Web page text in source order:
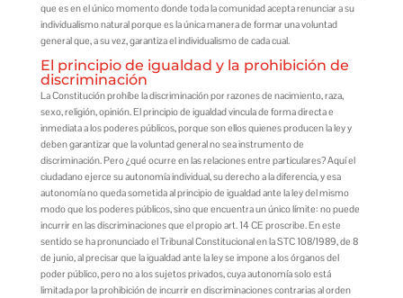
que es en el único momento donde toda la comunidad acepta renunciar a su
individualismo natural porque es la única manera de formar una voluntad
general que, a su vez, garantiza el individualismo de cada cual.
El principio de igualdad y la prohibición de
discriminación
La Constitución prohíbe la discriminación por razones de nacimiento, raza,
sexo, religión, opinión. El principio de igualdad vincula de forma directa e
inmediata a los poderes públicos, porque son ellos quienes producen la ley y
deben garantizar que la voluntad general no sea instrumento de
discriminación. Pero ¿qué ocurre en las relaciones entre particulares? Aquí el
ciudadano ejerce su autonomía individual, su derecho a la diferencia, y esa
autonomía no queda sometida al principio de igualdad ante la ley del mismo
modo que los poderes públicos, sino que encuentra un único límite: no puede
incurrir en las discriminaciones que el propio art. 14 CE proscribe. En este
sentido se ha pronunciado el Tribunal Constitucional en la STC 108/1989, de 8
de junio, al precisar que la igualdad ante la ley se impone a los órganos del
poder público, pero no a los sujetos privados, cuya autonomía solo está
limitada por la prohibición de incurrir en discriminaciones contrarias al orden